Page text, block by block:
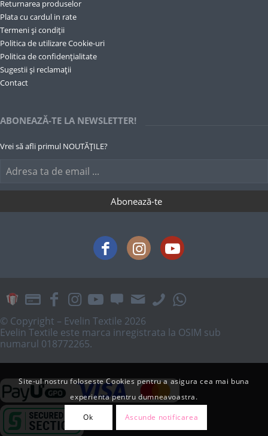
Returnarea produselor
Plata cu cardul in rate
Termeni și condiții
Politica de utilizare Cookie-uri
Politica de confidențialitate
Sugestii și reclamații
Contact
ABONEAZĂ-TE LA NEWSLETTER!
Vrei să afli primul NOUTĂȚILE?
© Copyright – Evelin Textile 2026
Evelin Textile este marca inregistrata la OSIM sub
numarul 018772265.
Site-ul nostru foloseste Cookies pentru a asigura cea mai buna
experienta pentru dumneavoastra.
Ok Ascunde notificarea